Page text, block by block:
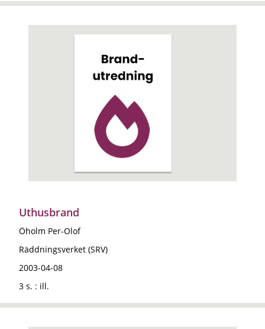
Uthusbrand
Öholm Per-Olof
Räddningsverket (SRV)
2003-04-08
3 s. : ill.